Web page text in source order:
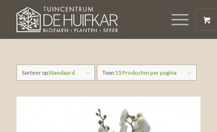
Sorteer opStandaard Toon 15 Producten per pagina